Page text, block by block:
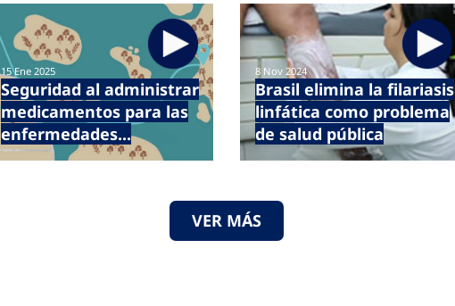
15 Ene 2025
Seguridad al administrar
medicamentos para las
enfermedades...
8 Nov 2024
Brasil elimina la filariasis
linfática como problema
de salud pública
VER MÁS